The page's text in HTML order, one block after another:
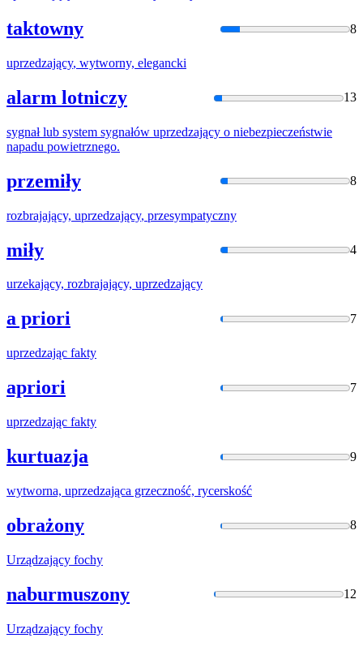
taktowny 8
uprzedzający, wytworny, elegancki
alarm lotniczy 13
sygnał lub system sygnałów uprzedzający o niebezpieczeństwie
napadu powietrznego.
przemiły 8
rozbrajający, uprzedzający, przesympatyczny
miły 4
urzekający, rozbrajający, uprzedzający
a priori 7
uprzedzając fakty
apriori 7
uprzedzając fakty
kurtuazja 9
wytworna, uprzedzająca grzeczność, rycerskość
obrażony 8
Urządzający fochy
naburmuszony 12
Urządzający fochy